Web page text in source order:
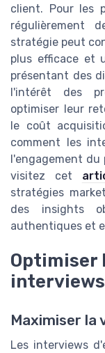
client. Pour les
régulièrement
stratégie peut
plus efficace et
présentant des
l'intérêt des
optimiser leur
le coût
comment les
l'engagement
visitez cet
stratégies
des insights
authentiques et
Optimiser
Maximiser la
Les interviews